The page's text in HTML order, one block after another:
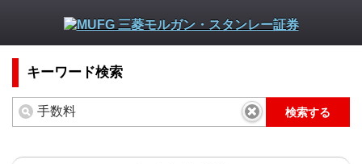
キーワード検索
検索する